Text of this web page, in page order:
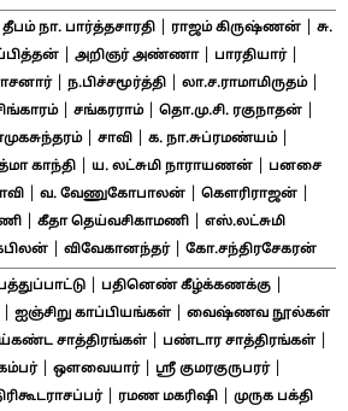
தீபம் நா. பார்த்தசாரதி| ராஜம் கிருஷ்ணன்|
சு.
| அறிஞர் அண்ணா| பாரதியார்|
| ந.பிச்சமூர்த்தி லா.ச.ராமாமிருதம்|
| சங்கரராம்| தொ.மு.சி. ரகுநாதன்|
| சாவி| க. நா.சுப்ரமண்யம்|
காந்தி ய. லட்சுமி நாராயணன்
பனசை
| வ. வேணுகோபாலன்| கௌரிராஜன்|
| கீதா தெய்வசிகாமணி|
எஸ்.லட்சுமி
| விவேகானந்தர்| கோ.சந்திரசேகரன்
| பதினெண் கீழ்க்கணக்கு|
ஐஞ்சிறு காப்பியங்கள்| வைஷ்ணவ நூல்கள்
சாத்திரங்கள் பண்டார சாத்திரங்கள்
| ஔவையார்| ஸ்ரீ குமரகுருபரர்|
| ரமண மகரிஷி|
முருக பக்தி